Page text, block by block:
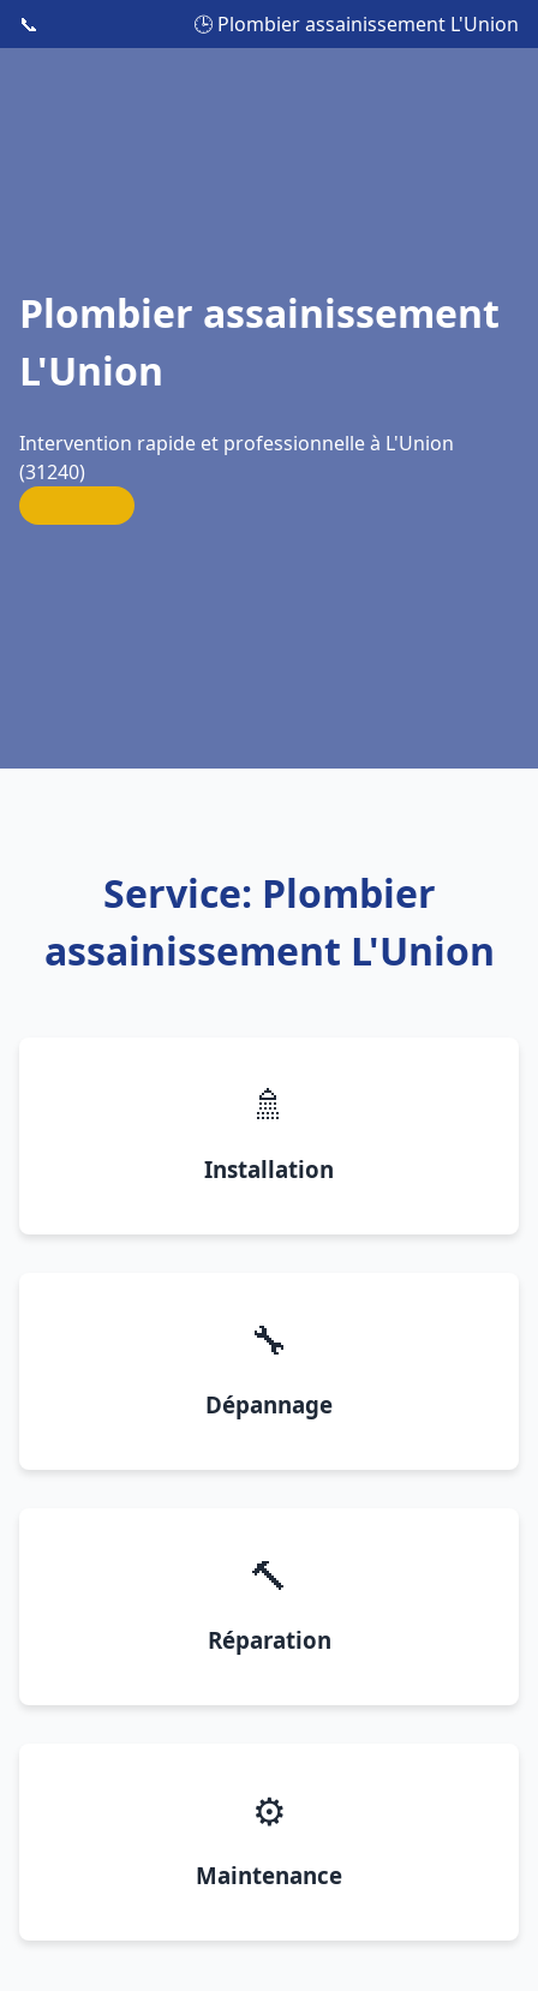
📞 🕒 Plombier assainissement L'Union
Plombier assainissement
L'Union
Intervention rapide et professionnelle à L'Union
(31240)
Service: Plombier
assainissement L'Union
🚿
Installation
🔧
Dépannage
🔨
Réparation
⚙️
Maintenance